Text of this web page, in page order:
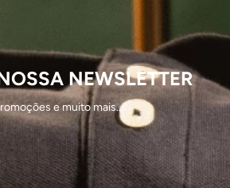
NEWSLETTER
e muito mais...